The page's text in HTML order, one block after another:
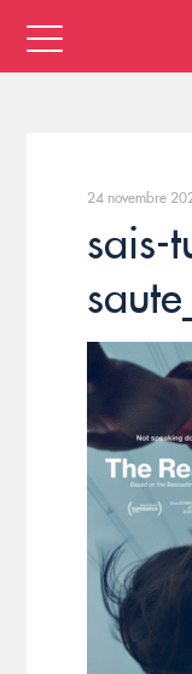
24 novembre
sais-